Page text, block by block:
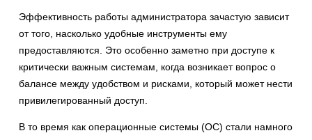
Эффективность работы администратора зачастую зависит
от того, насколько удобные инструменты ему
предоставляются. Это особенно заметно при доступе к
критически важным системам, когда возникает вопрос о
балансе между удобством и рисками, который может нести
привилегированный доступ.
В то время как операционные системы (ОС) стали намного